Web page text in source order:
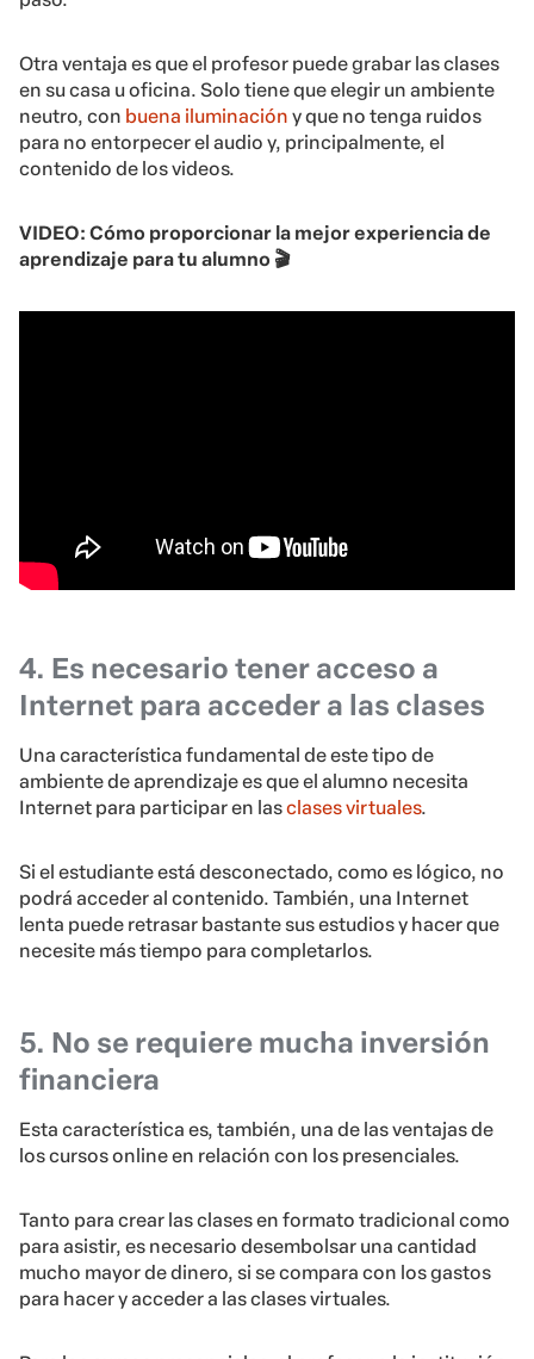
Otra ventaja es que el profesor puede grabar las clases
en su casa u oficina. Solo tiene que elegir un ambiente
neutro, con buena iluminación y que no tenga ruidos
para no entorpecer el audio y, principalmente, el
contenido de los videos.
VIDEO: Cómo proporcionar la mejor experiencia de
aprendizaje para tu alumno 🎬
4. Es necesario tener acceso a
Internet para acceder a las clases
Una característica fundamental de este tipo de
ambiente de aprendizaje es que el alumno necesita
Internet para participar en lasclases virtuales.
Si el estudiante está desconectado, como es lógico, no
podrá acceder al contenido. También, una Internet
lenta puede retrasar bastante sus estudios y hacer que
necesite más tiempo para completarlos.
5. No se requiere mucha inversión
financiera
Esta característica es, también, una de las ventajas de
los cursos online en relación con los presenciales.
Tanto para crear las clases en formato tradicional como
para asistir, es necesario desembolsar una cantidad
mucho mayor de dinero, si se compara con los gastos
para hacer y acceder a las clases virtuales.